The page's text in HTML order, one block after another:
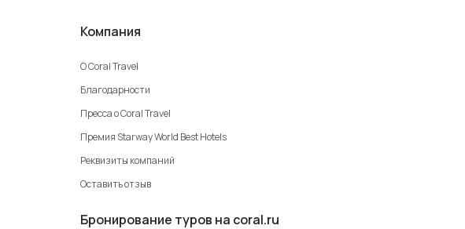
Компания
О Coral Travel
Благодарности
Пресса о Coral Travel
Премия Starway World Best Hotels
Реквизиты компаний
Оставить отзыв
Бронирование туров на coral.ru